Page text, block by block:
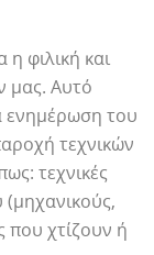
η φιλική και
μας. Αυτό
ενημέρωση του
τεχνικών
τεχνικές
(μηχανικούς,
που χτίζουν ή